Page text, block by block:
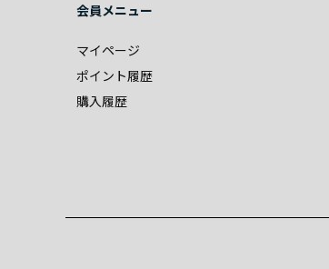
会員メニュー
マイページ
ポイント履歴
購入履歴